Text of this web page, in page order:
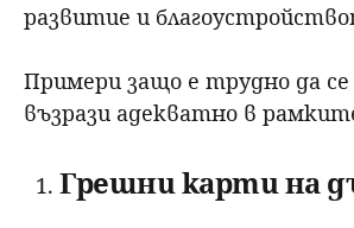
развитие и
Примери защо е трудно да
възрази адекватно в
Грешни карти на